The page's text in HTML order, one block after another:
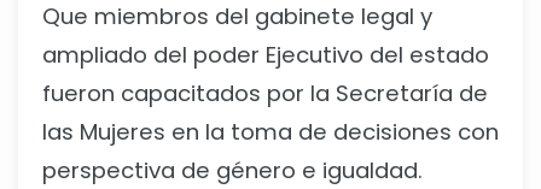
Que miembros del gabinete legal y
ampliado del poder Ejecutivo del estado
fueron capacitados por la Secretaría de
las Mujeres en la toma de decisiones con
perspectiva de género e igualdad.